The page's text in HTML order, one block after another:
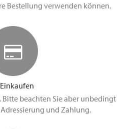
Bestellung verwenden können.
Einkaufen
beachten Sie aber unbedingt
und Zahlung.